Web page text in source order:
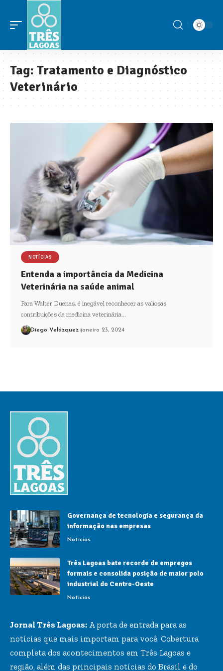
Tag:Tratamento e Diagnóstico
Veterinário
NOTÍCIAS
Entenda a importância da Medicina
Veterinária na saúde animal
Para Walter Duenas, é inegável reconhecer as valiosas
contribuições da medicina veterinária…
Diego Velázquez janeiro 23, 2024
Governança de tecnologia e segurança da
informação nas empresas
Notícias
Três Lagoas bate recorde de empregos
formais e consolida posição de maior polo
industrial do Centro-Oeste
Notícias
Jornal Três Lagoas: A porta de entrada para as
notícias que mais importam para você. Cobertura
completa dos acontecimentos em Três Lagoas e
região, além das principais notícias do Brasil e do